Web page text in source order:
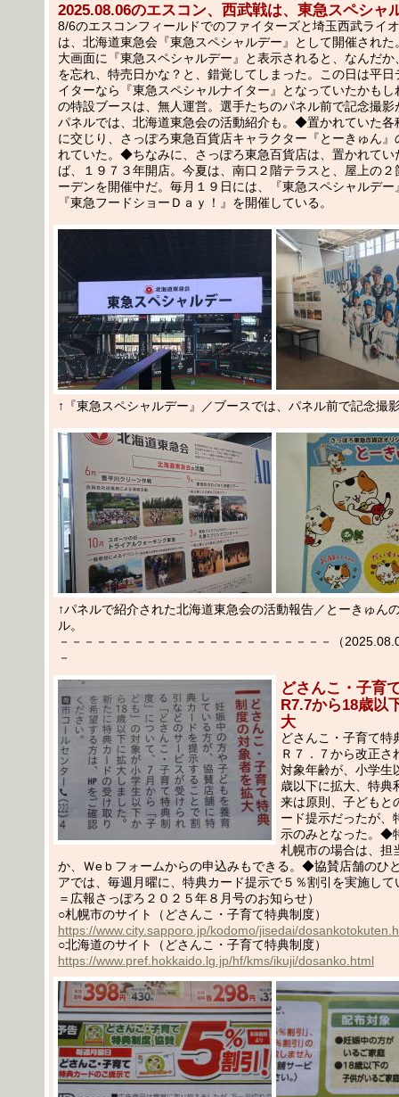
2025.08.06のエスコン、西武戦は、東急スペシャ
8/6のエスコンフィールドでのファイターズと埼玉西武ライ
は、北海道東急会『東急スペシャルデー』として開催され
大画面に『東急スペシャルデー』と表示されると、なんだか
を忘れ、特売日かな？と、錯覚してしまった。この日は平日
イターなら『東急スペシャルナイター』となっていたかも
の特設ブースは、無人運営。選手たちのパネル前で記念撮影
パネルでは、北海道東急会の活動紹介も。◆置かれていた各
に交じり、さっぽろ東急百貨店キャラクター『とーきゅん』
れていた。◆ちなみに、さっぽろ東急百貨店は、置かれてい
ば、１９７３年開店。今夏は、南口２階テラスと、屋上の２
ーデンを開催中だ。毎月１９日には、『東急スペシャルデー
『東急フードショーＤａｙ！』を開催している。
↑『東急スペシャルデー』／ブースでは、パネル前で記念撮
↑パネルで紹介された北海道東急会の活動報告／とーきゅん
ル。
－－－－－－－－－－－－－－－－－－－－－－（
－
どさんこ・子育
R7.7から18歳以
大
どさんこ・子育て特
Ｒ７．７から改正さ
対象年齢が、小学生
歳以下に拡大、特典
来は原則、子どもと
ード提示だったが、
示のみとなった。◆
札幌市の場合は、担
か、Ｗeｂフォームからの申込みもできる。◆協賛店舗のひ
アでは、毎週月曜に、特典カード提示で５％割引を実施して
＝広報さっぽろ２０２５年８月号のお知らせ）
○札幌市のサイト（どさんこ・子育て特典制度）
https://www.city.sapporo.jp/kodomo/jisedai/
○北海道のサイト（どさんこ・子育て特典制度）
https://www.pref.hokkaido.lg.jp/hf/kms/ikuji/dosanko.html